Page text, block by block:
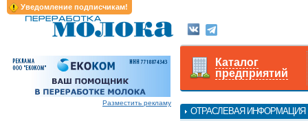
Уведомление подписчикам!
Разместить рекламу
Каталог
предприятий
ОТРАСЛЕВАЯ ИНФОРМАЦИЯ